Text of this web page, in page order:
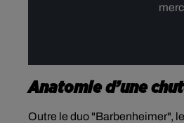
Anatomie d’une
Outre le duo "Barbenheimer", le